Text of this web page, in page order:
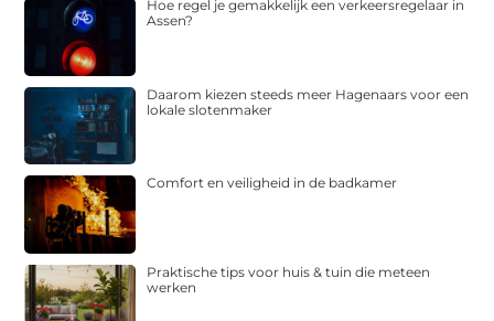
Hoe regel je gemakkelijk een verkeersregelaar in
Assen?
Daarom kiezen steeds meer Hagenaars voor een
lokale slotenmaker
Comfort en veiligheid in de badkamer
Praktische tips voor huis & tuin die meteen
werken